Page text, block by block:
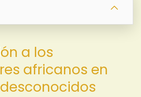
a los
africanos en